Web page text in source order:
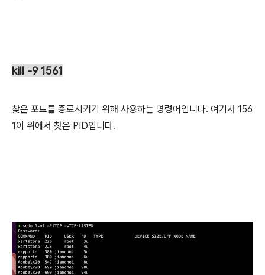
kill -9 1561
찾은 포트를 종료시키기 위해 사용하는 명령어입니다. 여기서 156
1이 위에서 찾은 PID입니다.